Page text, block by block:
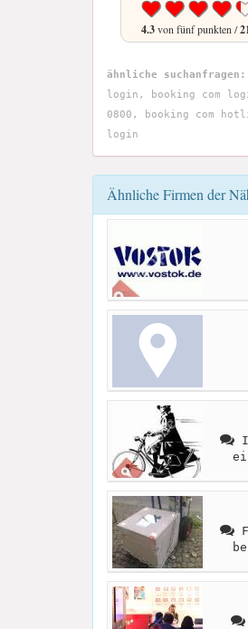
4.3von fünf punkten /
ähnliche suchanfragen:
login, booking com
0800, booking com
login
Ähnliche Firmen der